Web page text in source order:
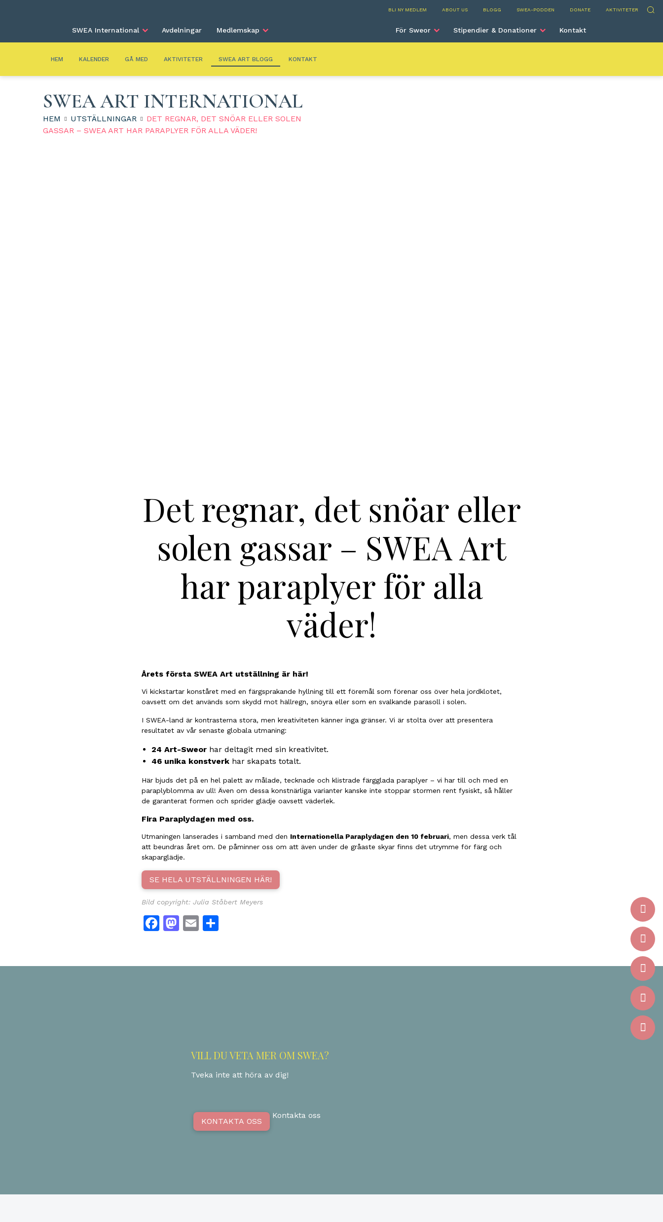
BLI NY MEDLEM ABOUT US BLOGG SWEA-PODDEN DONATE AKTIVITETER Sök
SWEA Art International
SWEA International Avdelningar Medlemskap För Sweor Stipendier & Donationer Kontakt
HEM KALENDER GÅ MED AKTIVITETER SWEA ART BLOGG KONTAKT
SWEA ART INTERNATIONAL
HEM UTSTÄLLNINGAR
DET REGNAR, DET SNÖAR ELLER SOLEN
GASSAR – SWEA ART HAR PARAPLYER FÖR ALLA VÄDER!
Det regnar, det snöar eller
solen gassar – SWEA Art
har paraplyer för alla
väder!
Årets första SWEA Art utställning är här!
Vi kickstartar konståret med en färgsprakande hyllning till ett föremål som förenar oss över hela jordklotet,
oavsett om det används som skydd mot hällregn, snöyra eller som en svalkande parasoll i solen.
I SWEA-land är kontrasterna stora, men kreativiteten känner inga gränser. Vi är stolta över att presentera
resultatet av vår senaste globala utmaning:
24 Art-Sweor har deltagit med sin kreativitet.
46 unika konstverk har skapats totalt.
Här bjuds det på en hel palett av målade, tecknade och klistrade färgglada paraplyer – vi har till och med en
paraplyblomma av ull! Även om dessa konstnärliga varianter kanske inte stoppar stormen rent fysiskt, så håller
de garanterat formen och sprider glädje oavsett väderlek.
Fira Paraplydagen med oss.
Utmaningen lanserades i samband med den Internationella Paraplydagen den 10 februari, men dessa verk tål
att beundras året om. De påminner oss om att även under de gråaste skyar finns det utrymme för färg och
skaparglädje.
SE HELA UTSTÄLLNINGEN HÄR!
Bild copyright: Julia Ståbert Meyers
Facebook
Mastodon
Email
VILL DU VETA MER OM SWEA?
Tveka inte att höra av dig!
KONTAKTA OSS
Kontakta oss